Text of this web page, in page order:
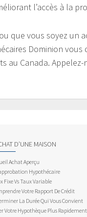
l’accès à la
que vous soyez un
Dominion vous
au Canada.
D’UNE MAISON
Achat Aperçu
Hypothécaire
Fixe Vs Taux Variable
Votre Rapport De Crédit
La Durée Qui Vous Convient
Votre Hypothèque Plus Rapidement